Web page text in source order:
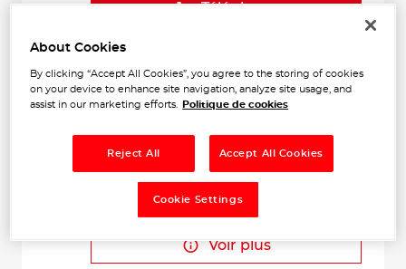
Téléphone
km
Za le Poirier Billot
61250 ECOUVES
Ouvert 08:30 - 12:00 et 14:00 -
18:00
Téléphone
Voir plus
About Cookies
By clicking “Accept All Cookies”, you agree to the storing of cookies
on your device to enhance site navigation, analyze site usage, and
assist in our marketing efforts.
Politique de cookies
Reject All Accept All Cookies
Cookie Settings